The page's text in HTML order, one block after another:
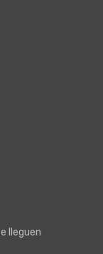
lleguen